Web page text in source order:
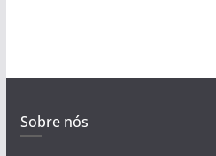
Sobre nós